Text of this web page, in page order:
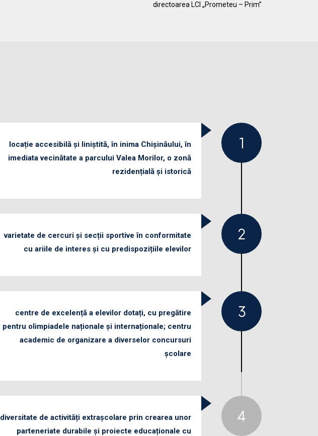
directoarea LCI „Prometeu – Prim”
locație accesibilă și liniștită, în inima Chișinăului, în
imediata vecinătate a parcului Valea Morilor, o zonă
rezidențială și istorică
varietate de cercuri și secții sportive în conformitate
cu ariile de interes și cu predispozițiile elevilor
centre de excelență a elevilor dotați, cu pregătire
pentru olimpiadele naționale și internaționale; centru
academic de organizare a diverselor concursuri
școlare
diversitate de activități extrașcolare prin crearea unor
parteneriate durabile și proiecte educaționale cu